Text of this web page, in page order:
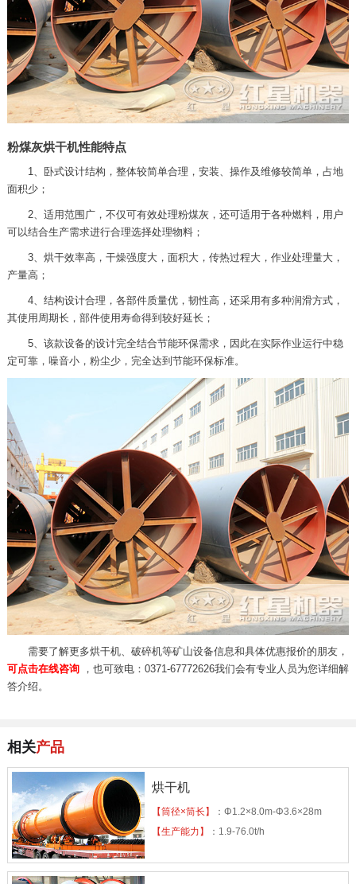
粉煤灰烘干机性能特点
1、卧式设计结构，整体较简单合理，安装、操作及维修较简单，占地
面积少；
2、适用范围广，不仅可有效处理粉煤灰，还可适用于各种燃料，用户
可以结合生产需求进行合理选择处理物料；
3、烘干效率高，干燥强度大，面积大，传热过程大，作业处理量大，
产量高；
4、结构设计合理，各部件质量优，韧性高，还采用有多种润滑方式，
其使用周期长，部件使用寿命得到较好延长；
5、该款设备的设计完全结合节能环保需求，因此在实际作业运行中稳
定可靠，噪音小，粉尘少，完全达到节能环保标准。
需要了解更多烘干机、破碎机等矿山设备信息和具体优惠报价的朋友，
可点击在线咨询，也可致电：0371-67772626我们会有专业人员为您详细解
答介绍。
相关产品
烘干机
【筒径×筒长】
：Φ1.2×8.0m-Φ3.6×28m
【生产能力】
：1.9-76.0t/h